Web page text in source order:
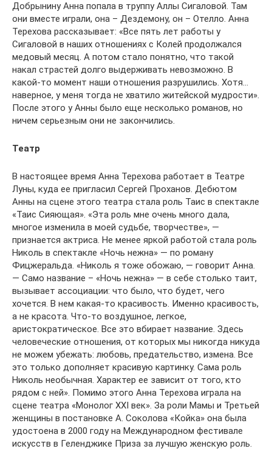
Добрынину Анна попала в труппу Аллы Сигаловой. Там
они вместе играли, она – Дездемону, он – Отелло. Анна
Терехова рассказывает: «Все пять лет работы у
Сигаловой в наших отношениях с Колей продолжался
медовый месяц. А потом стало понятно, что такой
накал страстей долго выдерживать невозможно. В
какой-то момент наши отношения разрушились. Хотя…
наверное, у меня тогда не хватило житейской мудрости».
После этого у Анны было еще несколько романов, но
ничем серьезным они не закончились.
Театр
В настоящее время Анна Терехова работает в Театре
Луны, куда ее пригласил Сергей Проханов. Дебютом
Анны на сцене этого театра стала роль Таис в спектакле
«Таис Сияющая». «Эта роль мне очень много дала,
многое изменила в моей судьбе, творчестве», —
признается актриса. Не менее яркой работой стала роль
Николь в спектакле «Ночь нежна» — по роману
Фицжеральда. «Николь я тоже обожаю, — говорит Анна.
— Само название – «Ночь нежна» — в себе столько таит,
вызывает ассоциации: что было, что будет, чего
хочется. В нем какая-то красивость. Именно красивость,
а не красота. Что-то воздушное, легкое,
аристократическое. Все это вбирает название. Здесь
человеческие отношения, от которых мы никогда никуда
не можем убежать: любовь, предательство, измена. Все
это только дополняет красивую картинку. Сама роль
Николь необычная. Характер ее зависит от того, кто
рядом с ней». Помимо этого Анна Терехова играла на
сцене театра «Монолог XXI век». За роли Мамы и Третьей
женщины в постановке А. Соколова «Койка» она была
удостоена в 2000 году на Международном фестивале
искусств в Геленджике Приза за лучшую женскую роль.